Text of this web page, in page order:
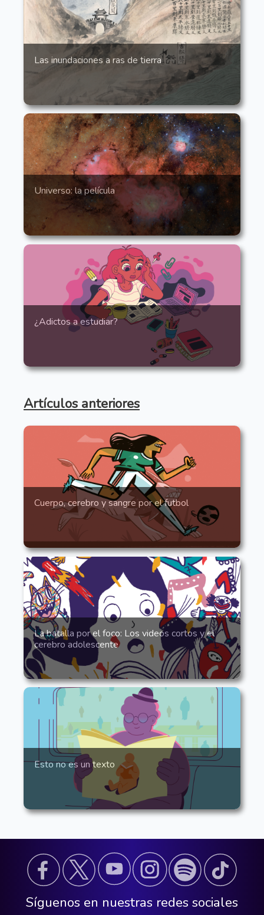
Las inundaciones a ras de tierra
Universo: la película
¿Adictos a estudiar?
Artículos anteriores
Cuerpo, cerebro y sangre por el futbol
La batalla por el foco: Los videos cortos y el
cerebro adolescente
Esto no es un texto
Síguenos en nuestras redes sociales